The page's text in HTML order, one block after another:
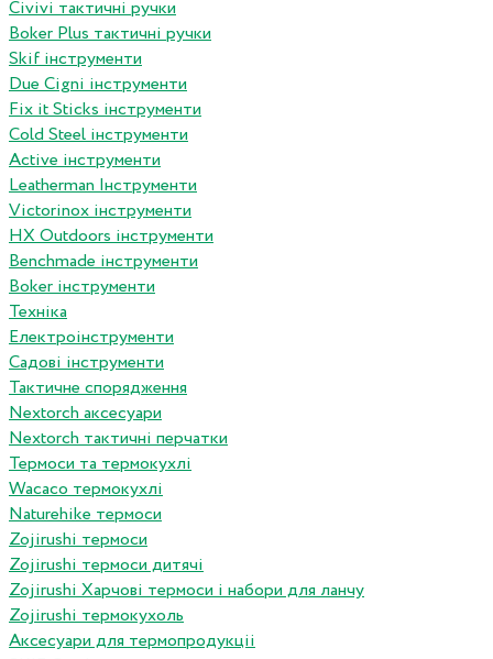
Сivivi тактичні ручки
Boker Plus тактичні ручки
Skif інструменти
Due Cigni інструменти
Fix it Sticks інструменти
Сold Steel інструменти
Active інструменти
Leatherman Інструменти
Victorinox інструменти
HX Outdoors інструменти
Benchmade інструменти
Boker інструменти
Техніка
Електроінструменти
Садові інструменти
Тактичне спорядження
Nextorch аксесуари
Nextorch тактичні перчатки
Термоси та термокухлі
Wacaco термокухлі
Naturehike термоси
Zojirushi термоси
Zojirushi термоси дитячі
Zojirushi Харчові термоси і набори для ланчу
Zojirushi термокухоль
Аксесуари для термопродукціі